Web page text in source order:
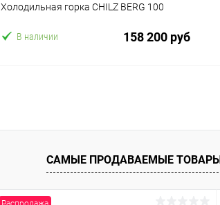
Холодильная горка CHILZ BERG 100
В наличии 158 200 руб
Купить в 1 клик Сравнение
САМЫЕ ПРОДАВАЕМЫЕ ТОВАРЫ